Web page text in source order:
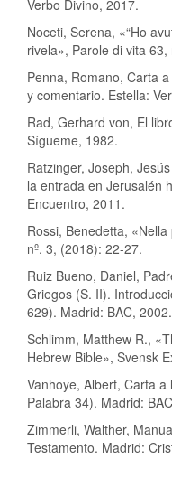
Verbo Divino, 2017.
Noceti, Serena, «“Ho
rivela», Parole di vita
Penna, Romano, Carta
y comentario. Estella:
Rad, Gerhard von, El
Sígueme, 1982.
Ratzinger, Joseph,
la entrada en Jerusalén
Encuentro, 2011.
Rossi, Benedetta,
nº. 3, (2018): 22-27.
Ruiz Bueno, Daniel,
Griegos (S. II).
629). Madrid: BAC, 2002.
Schlimm, Matthew R.,
Hebrew Bible», Svensk
Vanhoye, Albert, Carta
Palabra 34). Madrid:
Zimmerli, Walther,
Testamento. Madrid: